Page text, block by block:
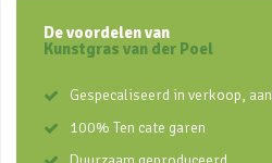
De voordelen van
Kunstgras van der Poel
Gespecaliseerd in verkoop,
100% Ten cate garen